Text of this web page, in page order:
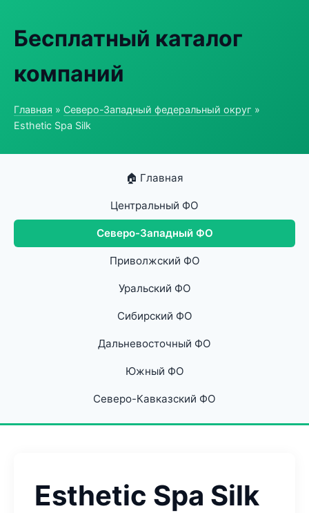
Бесплатный каталог
компаний
Главная » Северо-Западный федеральный округ »
Esthetic Spa Silk
🏠 Главная
Центральный ФО
Северо-Западный ФО
Приволжский ФО
Уральский ФО
Сибирский ФО
Дальневосточный ФО
Южный ФО
Северо-Кавказский ФО
Esthetic Spa Silk